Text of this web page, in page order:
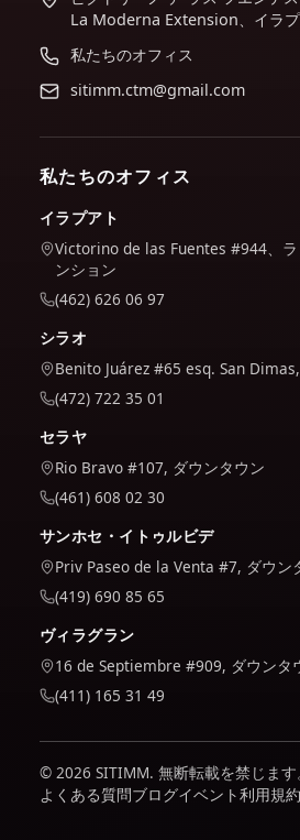
La Moderna Extension、イラプ
私たちのオフィス
sitimm.ctm@gmail.com
私たちのオフィス
イラプアト
Victorino de las Fuentes #944、
ンション
(462) 626 06 97
シラオ
Benito Juárez #65 esq. San
(472) 722 35 01
セラヤ
Rio Bravo #107, ダウンタウン
(461) 608 02 30
サンホセ・イトゥルビデ
Priv Paseo de la Venta #7, ダウン
(419) 690 85 65
ヴィラグラン
16 de Septiembre #909, ダウンタ
(411) 165 31 49
© 2026 SITIMM. 無断転載を禁じます
よくある質問ブログイベント利用規約